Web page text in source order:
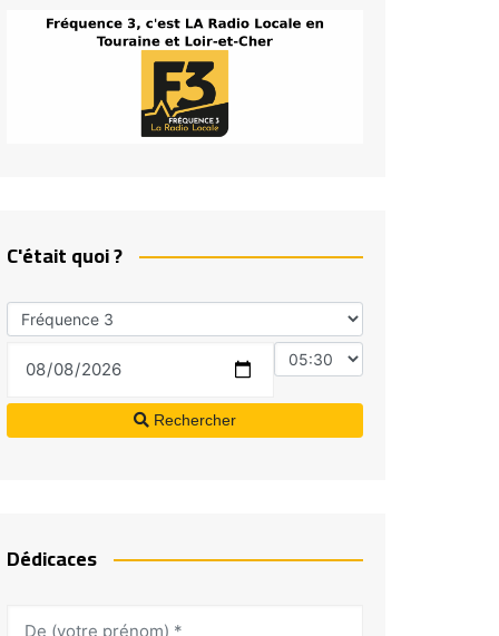
C'était quoi ?
Rechercher
Dédicaces